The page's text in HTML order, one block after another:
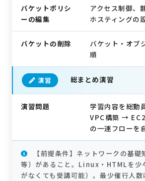
バケットポリシ
ーの編集
アクセス制御、
ホスティングの
バケットの削除
バケット・オブ
順
演習 総まとめ演習
演習問題
学習内容を総動
VPC構築 →
の一連フローを
【前提条件】ネットワークの基
等）があること。Linux・HTMLを少
がなくても受講可能）。最少催行人